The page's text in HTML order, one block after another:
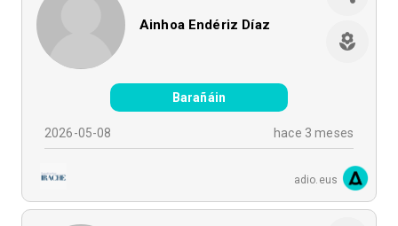
Ainhoa Endériz Díaz
Barañáin
2026-05-08 hace 3 meses
adio.eus